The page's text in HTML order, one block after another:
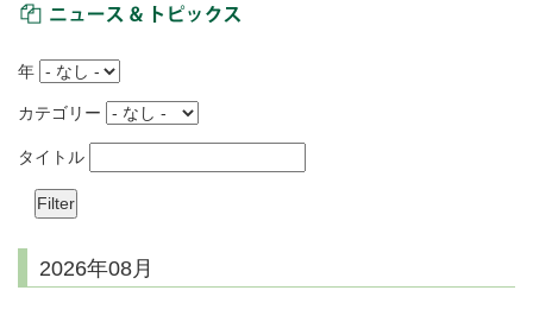
年
カテゴリー
タイトル
2026年08月